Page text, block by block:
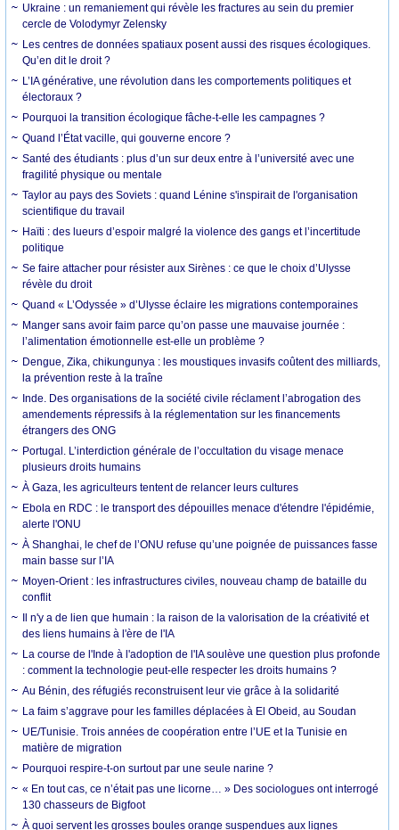
Ukraine : un remaniement qui révèle les fractures au sein du premier
cercle de Volodymyr Zelensky
Les centres de données spatiaux posent aussi des risques écologiques.
Qu’en dit le droit ?
L’IA générative, une révolution dans les comportements politiques et
électoraux ?
Pourquoi la transition écologique fâche-t-elle les campagnes ?
Quand l’État vacille, qui gouverne encore ?
Santé des étudiants : plus d’un sur deux entre à l’université avec une
fragilité physique ou mentale
Taylor au pays des Soviets : quand Lénine s'inspirait de l'organisation
scientifique du travail
Haïti : des lueurs d’espoir malgré la violence des gangs et l’incertitude
politique
Se faire attacher pour résister aux Sirènes : ce que le choix d’Ulysse
révèle du droit
Quand « L’Odyssée » d’Ulysse éclaire les migrations contemporaines
Manger sans avoir faim parce qu’on passe une mauvaise journée :
l’alimentation émotionnelle est-elle un problème ?
Dengue, Zika, chikungunya : les moustiques invasifs coûtent des milliards,
la prévention reste à la traîne
Inde. Des organisations de la société civile réclament l’abrogation des
amendements répressifs à la réglementation sur les financements
étrangers des ONG
Portugal. L’interdiction générale de l’occultation du visage menace
plusieurs droits humains
À Gaza, les agriculteurs tentent de relancer leurs cultures
Ebola en RDC : le transport des dépouilles menace d'étendre l'épidémie,
alerte l'ONU
À Shanghai, le chef de l’ONU refuse qu’une poignée de puissances fasse
main basse sur l’IA
Moyen-Orient : les infrastructures civiles, nouveau champ de bataille du
conflit
Il n'y a de lien que humain : la raison de la valorisation de la créativité et
des liens humains à l'ère de l'IA
La course de l'Inde à l'adoption de l'IA soulève une question plus profonde
: comment la technologie peut-elle respecter les droits humains ?
Au Bénin, des réfugiés reconstruisent leur vie grâce à la solidarité
La faim s’aggrave pour les familles déplacées à El Obeid, au Soudan
UE/Tunisie. Trois années de coopération entre l’UE et la Tunisie en
matière de migration
Pourquoi respire-t-on surtout par une seule narine ?
« En tout cas, ce n’était pas une licorne… » Des sociologues ont interrogé
130 chasseurs de Bigfoot
À quoi servent les grosses boules orange suspendues aux lignes